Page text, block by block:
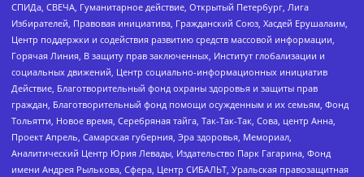
СПИДа, СВЕЧА, Гуманитарное действие, Открытый Петербург, Лига
Избирателей, Правовая инициатива, Гражданский Союз, Хасдей Ерушалаим,
Центр поддержки и содействия развитию средств массовой информации,
Горячая Линия, В защиту прав заключенных, Институт глобализации и
социальных движений, Центр социально-информационных инициатив
Действие, Благотворительный фонд охраны здоровья и защиты прав
граждан, Благотворительный фонд помощи осужденным и их семьям, Фонд
Тольятти, Новое время, Серебряная тайга, Так-Так-Так, Сова, центр Анна,
Проект Апрель, Самарская губерния, Эра здоровья, Мемориал,
Аналитический Центр Юрия Левады, Издательство Парк Гагарина, Фонд
имени Андрея Рылькова, Сфера, Центр СИБАЛЬТ, Уральская правозащитная